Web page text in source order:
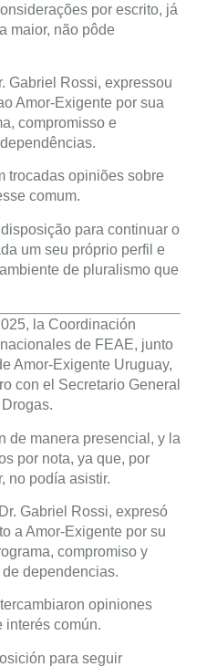
por escrito, já
maior, não pôde
Gabriel Rossi, expressou
Amor-Exigente por sua
compromisso e
trocadas opiniões sobre
comum.
para continuar o
um seu próprio perfil e
de pluralismo que
la Coordinación
de FEAE, junto
Amor-Exigente Uruguay,
con el Secretario General
de manera presencial, y la
por nota, ya que, por
no podía asistir.
Gabriel Rossi, expresó
a Amor-Exigente por su
compromiso y
dependencias.
opiniones
interés común.
para seguir